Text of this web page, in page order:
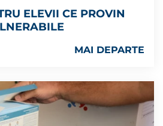
ELEVII CE PROVIN
MAI DEPARTE